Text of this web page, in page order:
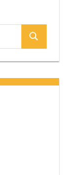
検